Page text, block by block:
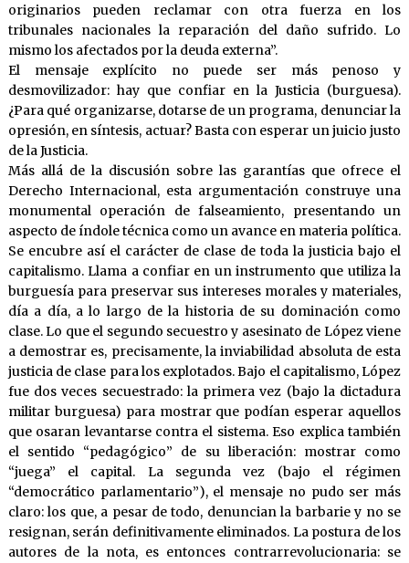
originarios pueden reclamar con otra fuerza en los
tribunales nacionales la reparación del daño sufrido. Lo
mismo los afectados por la deuda externa”.
El mensaje explícito no puede ser más penoso y
desmovilizador: hay que confiar en la Justicia (burguesa).
¿Para qué organizarse, dotarse de un programa, denunciar la
opresión, en síntesis, actuar? Basta con esperar un juicio justo
de la Justicia.
Más allá de la discusión sobre las garantías que ofrece el
Derecho Internacional, esta argumentación construye una
monumental operación de falseamiento, presentando un
aspecto de índole técnica como un avance en materia política.
Se encubre así el carácter de clase de toda la justicia bajo el
capitalismo. Llama a confiar en un instrumento que utiliza la
burguesía para preservar sus intereses morales y materiales,
día a día, a lo largo de la historia de su dominación como
clase. Lo que el segundo secuestro y asesinato de López viene
a demostrar es, precisamente, la inviabilidad absoluta de esta
justicia de clase para los explotados. Bajo el capitalismo, López
fue dos veces secuestrado: la primera vez (bajo la dictadura
militar burguesa) para mostrar que podían esperar aquellos
que osaran levantarse contra el sistema. Eso explica también
el sentido “pedagógico” de su liberación: mostrar como
“juega” el capital. La segunda vez (bajo el régimen
“democrático parlamentario”), el mensaje no pudo ser más
claro: los que, a pesar de todo, denuncian la barbarie y no se
resignan, serán definitivamente eliminados. La postura de los
autores de la nota, es entonces contrarrevolucionaria: se